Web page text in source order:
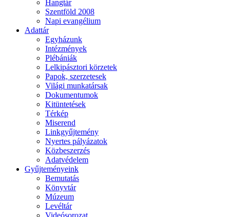
Hangtár
Szentföld 2008
Napi evangélium
Adattár
Egyházunk
Intézmények
Plébániák
Lelkipásztori körzetek
Papok, szerzetesek
Világi munkatársak
Dokumentumok
Kitüntetések
Térkép
Miserend
Linkgyűjtemény
Nyertes pályázatok
Közbeszerzés
Adatvédelem
Gyűjteményeink
Bemutatás
Könyvtár
Múzeum
Levéltár
Videósorozat